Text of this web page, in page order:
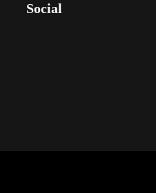
Social